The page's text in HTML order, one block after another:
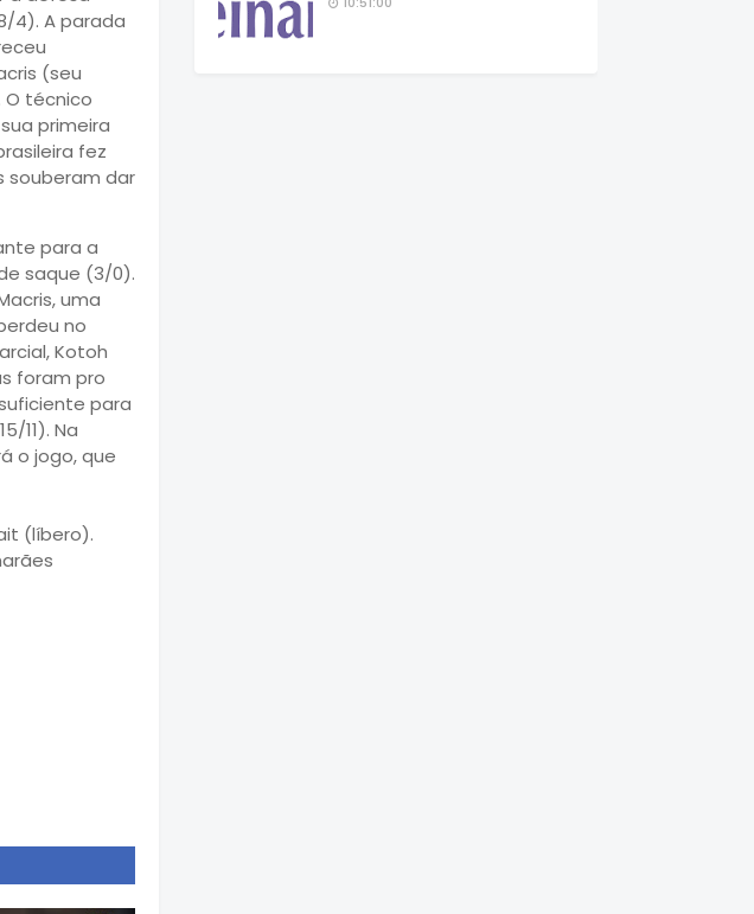
4). A parada
(seu
técnico
primeira
fez
souberam dar
para a
saque (3/0).
uma
no
Kotoh
foram pro
para
11). Na
o jogo, que
(líbero).